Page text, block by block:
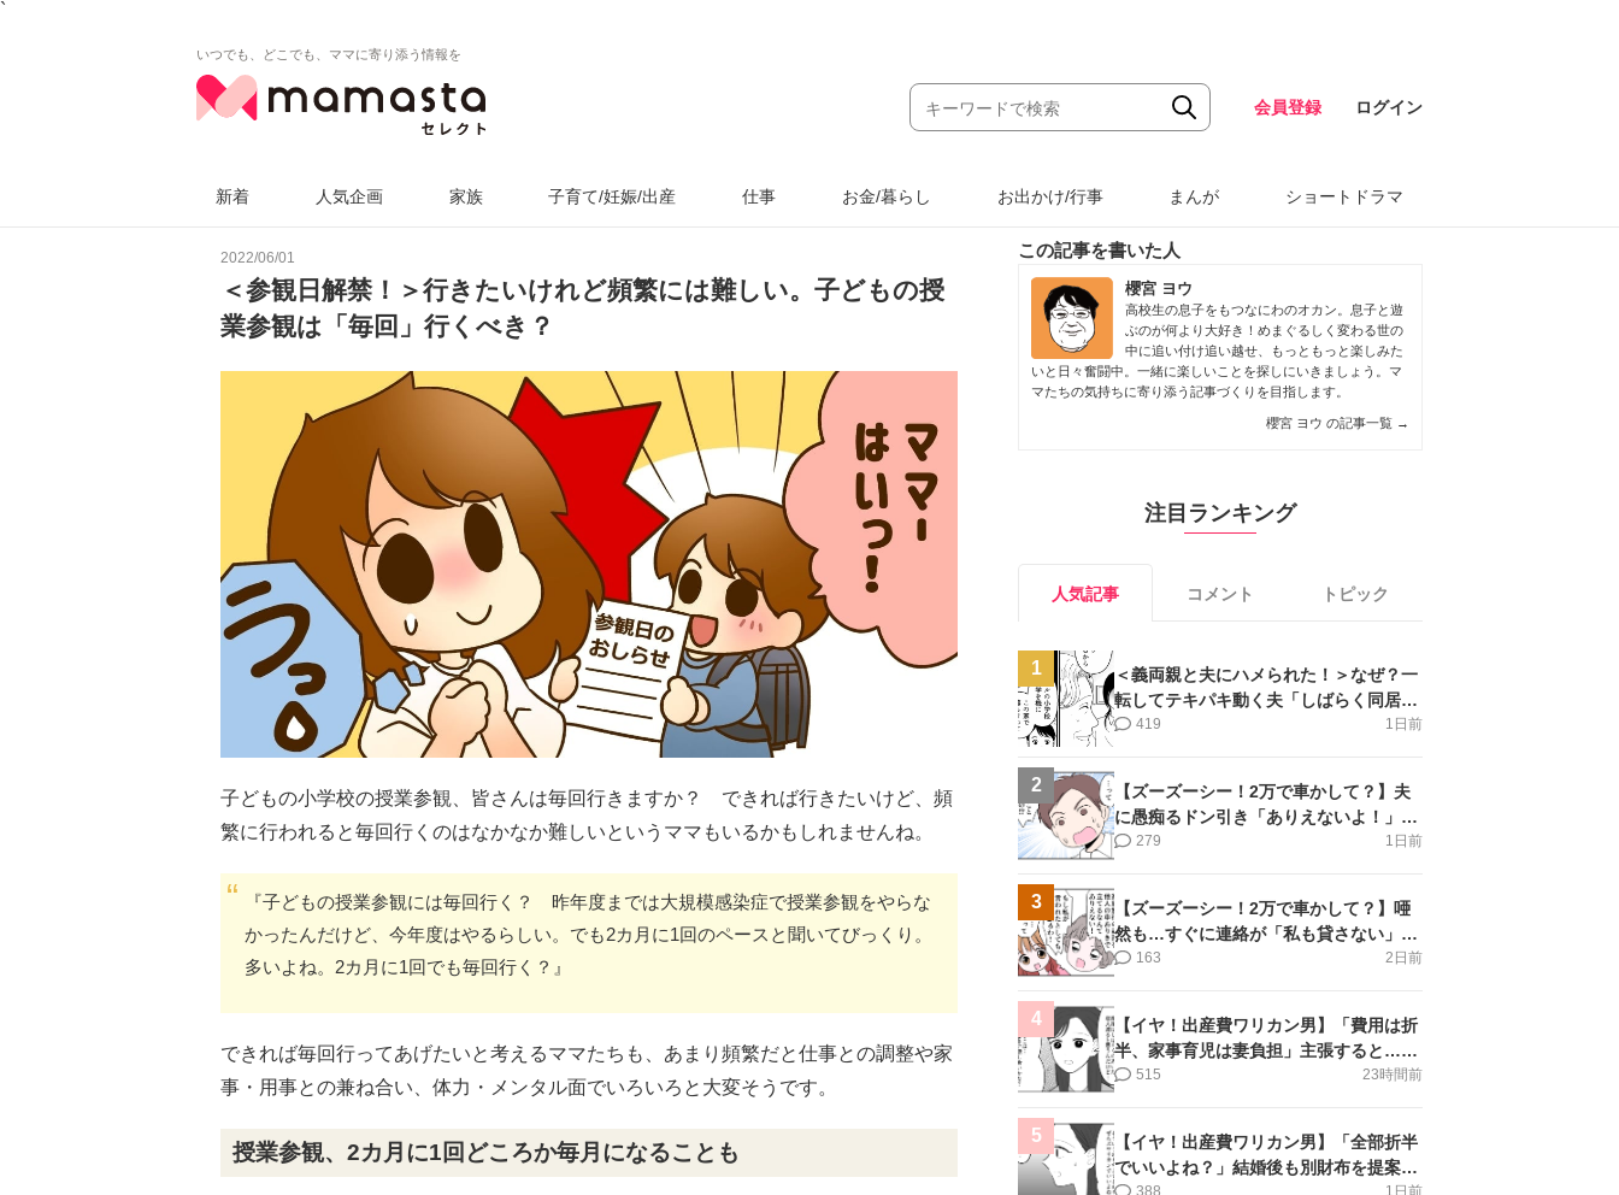
`
いつでも、どこでも、ママに寄り添う情報を
会員登録 ログイン
新着 人気企画 家族 子育て/妊娠/出産 仕事 お金/暮らし お出かけ/行事 まんが ショートドラマ
2022/06/01
＜参観日解禁！＞行きたいけれど頻繁には難しい。子どもの授
業参観は「毎回」行くべき？
子どもの小学校の授業参観、皆さんは毎回行きますか？ できれば行きたいけど、頻
繁に行われると毎回行くのはなかなか難しいというママもいるかもしれませんね。
『子どもの授業参観には毎回行く？ 昨年度までは大規模感染症で授業参観をやらな
かったんだけど、今年度はやるらしい。でも2カ月に1回のペースと聞いてびっくり。
多いよね。2カ月に1回でも毎回行く？』
できれば毎回行ってあげたいと考えるママたちも、あまり頻繁だと仕事との調整や家
事・用事との兼ね合い、体力・メンタル面でいろいろと大変そうです。
授業参観、2カ月に1回どころか毎月になることも
この記事を書いた人
櫻宮 ヨウ
高校生の息子をもつなにわのオカン。息子と遊
ぶのが何より大好き！めまぐるしく変わる世の
中に追い付け追い越せ、もっともっと楽しみた
いと日々奮闘中。一緒に楽しいことを探しにいきましょう。マ
マたちの気持ちに寄り添う記事づくりを目指します。
櫻宮 ヨウ の記事一覧 →
注目ランキング
人気記事 コメント トピック
1
＜義両親と夫にハメられた！＞なぜ？一
転してテキパキ動く夫「しばらく同居」
提案され【第4話まんが】
1日前
419
2
【ズーズーシー！2万で車かして？】夫
に愚痴るドン引き「ありえないよ！」＜
第16話＞#4コマ母道場
1日前
279
3
【ズーズーシー！2万で車かして？】唖
然も…すぐに連絡が「私も貸さない」＜
第15話＞#4コマ母道場
2日前
163
4
【イヤ！出産費ワリカン男】「費用は折
半、家事育児は妻負担」主張すると…＜
第11話＞#4コマ母道場
23時間前
515
5
【イヤ！出産費ワリカン男】「全部折半
でいいよね？」結婚後も別財布を提案＜
1日前
388